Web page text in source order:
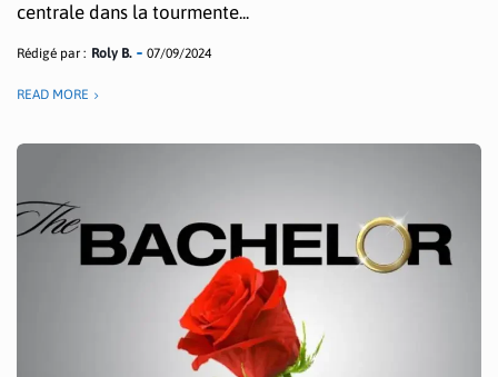
centrale dans la tourmente...
Rédigé par : Roly B. 07/09/2024
READ MORE